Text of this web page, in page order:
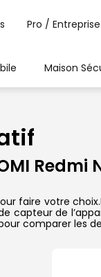
Pro / Entreprise
Maison
Redmi
faire votre
capteur de
comparer les